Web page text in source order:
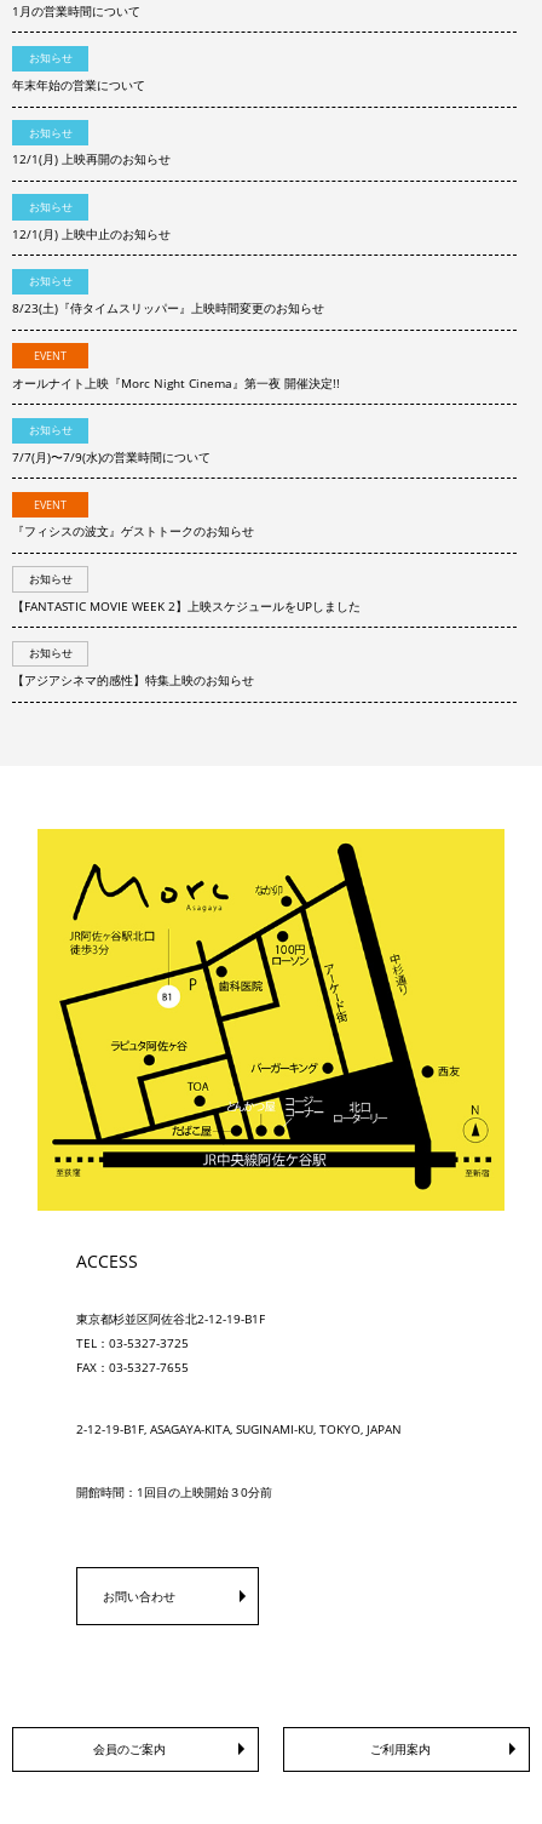
1月の営業時間について
お知らせ
年末年始の営業について
お知らせ
12/1(月) 上映再開のお知らせ
お知らせ
12/1(月) 上映中止のお知らせ
お知らせ
8/23(土)『侍タイムスリッパー』上映時間変更のお知らせ
EVENT
オールナイト上映『Morc Night Cinema』第一夜 開催決定!!
お知らせ
7/7(月)〜7/9(水)の営業時間について
EVENT
『フィシスの波文』ゲストトークのお知らせ
お知らせ
【FANTASTIC MOVIE WEEK 2】上映スケジュールをUPしました
お知らせ
【アジアシネマ的感性】特集上映のお知らせ
ACCESS
東京都杉並区阿佐谷北2-12-19-B1F
TEL：03-5327-3725
FAX：03-5327-7655
2-12-19-B1F, ASAGAYA-KITA, SUGINAMI-KU, TOKYO, JAPAN
開館時間：1回目の上映開始３0分前
お問い合わせ
会員のご案内 ご利用案内